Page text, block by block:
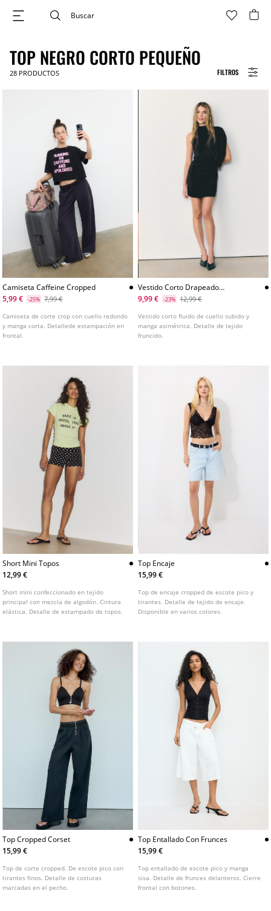
FILTROS
TOP NEGRO CORTO PEQUEÑO
28 PRODUCTOS
Camiseta Caffeine Cropped
5,99 €
-25% 7,99 €
Camiseta de corte crop con cuello redondo
y manga corta. Detallede estampación en
frontal.
Vestido Corto Drapeado
Asimetrico
9,99 € -23% 12,99 €
Vestido corto fluido de cuello subido y
manga asimétrica. Detalle de tejido
fruncido.
Short Mini Topos
12,99 €
Short mini confeccionado en tejido
principal con mezcla de algodón. Cintura
elástica. Detalle de estampado de topos.
Top Encaje
15,99 €
Top de encaje cropped de escote pico y
tirantes. Detalle de tejido de encaje.
Disponible en varios colores.
Top Cropped Corset
15,99 €
Top de corte cropped. De escote pico con
tirantes finos. Detalle de costuras
marcadas en el pecho.
Top Entallado Con Frunces
15,99 €
Top entallado de escote pico y manga
sisa. Detalle de frunces delanteros. Cierre
frontal con botones.